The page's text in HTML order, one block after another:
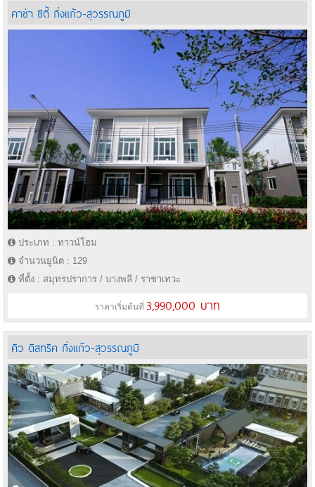
คาซ่า ซิตี้ กิ่งแก้ว-สุวรรณภูมิ
ประเภท : ทาวน์โฮม
จำนวนยูนิต : 129
ที่ตั้ง : สมุทรปราการ / บางพลี / ราชาเทวะ
ราคาเริ่มต้นที่ 3,990,000 บาท
คิว ดิสทริค กิ่งแก้ว-สุวรรณภูมิ